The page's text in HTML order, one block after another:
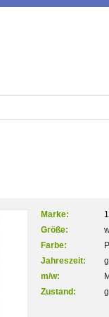
Marke:
Größe:
Farbe:
Jahreszeit:
m/w:
Zustand: